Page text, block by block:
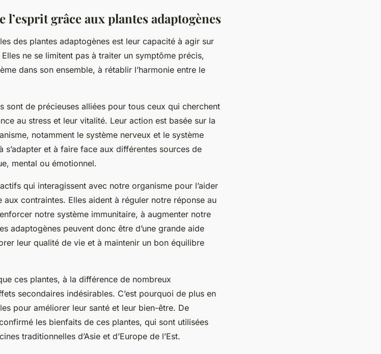
l’esprit grâce aux plantes adaptogènes
des plantes adaptogènes est leur capacité à agir sur
ne se limitent pas à traiter un symptôme précis,
dans son ensemble, à rétablir l’harmonie entre le
sont de précieuses alliées pour tous ceux qui cherchent
au stress et leur vitalité. Leur action est basée sur la
notamment le système nerveux et le système
s’adapter et à faire face aux différentes sources de
mental ou émotionnel.
qui interagissent avec notre organisme pour l’aider
contraintes. Elles aident à réguler notre réponse au
notre système immunitaire, à augmenter notre
adaptogènes peuvent donc être d’une grande aide
leur qualité de vie et à maintenir un bon équilibre
ces plantes, à la différence de nombreux
secondaires indésirables. C’est pourquoi de plus en
pour améliorer leur santé et leur bien-être. De
les bienfaits de ces plantes, qui sont utilisées
traditionnelles d’Asie et d’Europe de l’Est.